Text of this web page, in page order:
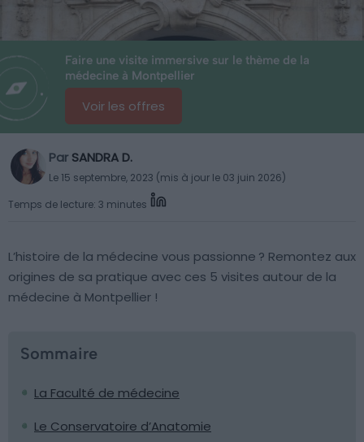
Faire une visite immersive sur le thème de la
médecine à Montpellier
Voir les offres
Par SANDRA D.
Le 15 septembre, 2023 (mis à jour le 03 juin 2026)
Temps de lecture: 3 minutes
L’histoire de la médecine vous passionne ? Remontez aux
origines de sa pratique avec ces 5 visites autour de la
médecine à Montpellier !
Sommaire
La Faculté de médecine
Le Conservatoire d’Anatomie